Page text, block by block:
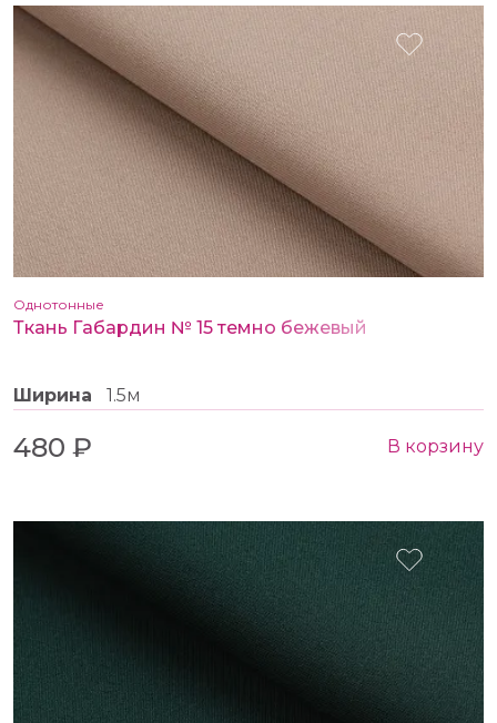
Однотонные
Ткань Габардин № 15 темно бежевый
Ширина 1.5м
480 ₽ В корзину